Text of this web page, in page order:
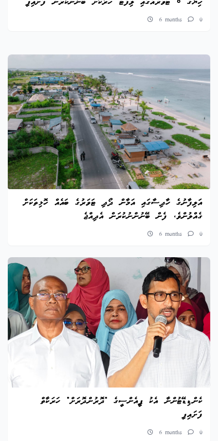
ހިޔާގެ 8 ޓަވަރެއްގައި ލިފްޓް ހަރުކޮށް ބޭނުންކުރަން ފަށައިފި
6 months 0
އަލިފާނުގެ ހާދިސާގައި އަމާން ދޯދި ޓަވަރުގެ ބައެއް ހޮޅިތަކަށް
ގެއްލުންވެ، ފެން ބޭނުންނުކުރަން އެދިއްޖެ
6 months 0
ކެންޑިޑޭޓުންނާ އެކު ޕީއެންސީގެ "ދޮރުންދޮރަށް" ހަރަކާތް
ފަށައިފި
6 months 0